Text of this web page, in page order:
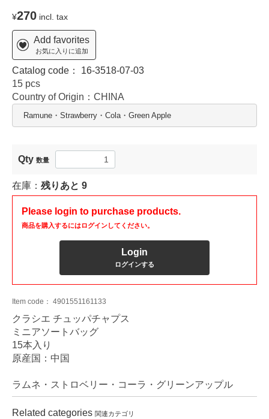
¥270 incl. tax
Add favorites
お気に入りに追加
Catalog code： 16-3518-07-03
15 pcs
Country of Origin：CHINA
Ramune・Strawberry・Cola・Green Apple
Qty 数量
在庫： 残りあと 9
Please login to purchase products.
商品を購入するにはログインしてください。
Login
ログインする
Item code： 4901551161133
クラシエ チュッパチャプス
ミニアソートバッグ
15本入り
原産国：中国
ラムネ・ストロベリー・コーラ・グリーンアップル
Related categories 関連カテゴリ